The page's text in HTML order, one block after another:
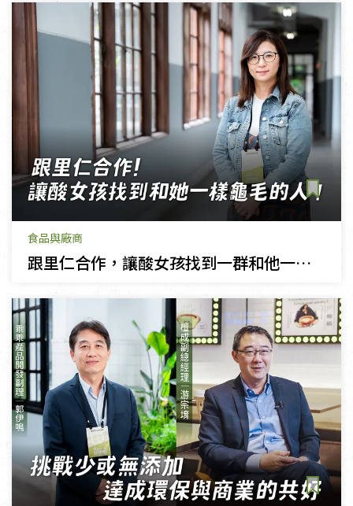
食品與廠商
跟里仁合作，讓酸女孩找到一群和他一樣龜毛的人！